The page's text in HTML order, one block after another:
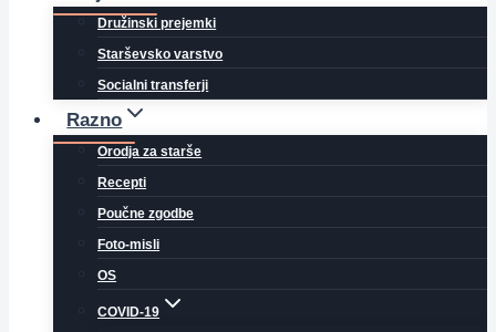
Družinski prejemki
Starševsko varstvo
Socialni transferji
Razno
Orodja za starše
Recepti
Poučne zgodbe
Foto-misli
OS
COVID-19